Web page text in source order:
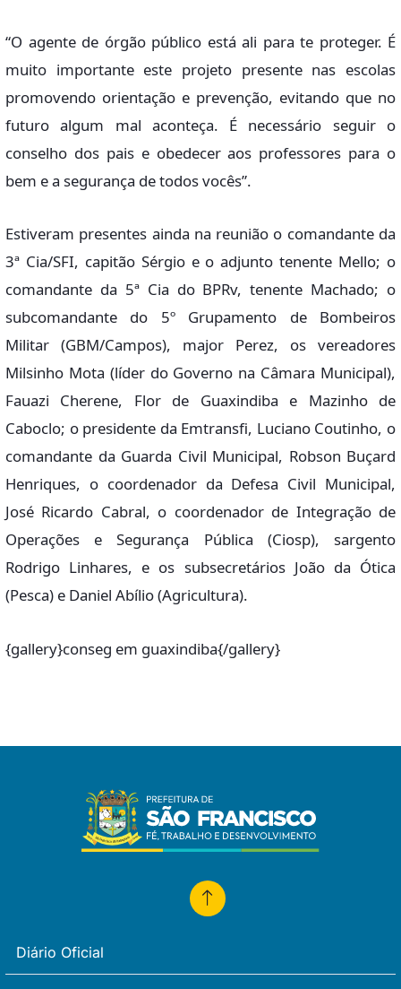
“O agente de órgão público está ali para te proteger. É
muito importante este projeto presente nas escolas
promovendo orientação e prevenção, evitando que no
futuro algum mal aconteça. É necessário seguir o
conselho dos pais e obedecer aos professores para o
bem e a segurança de todos vocês”.
Estiveram presentes ainda na reunião o comandante da
3ª Cia/SFI, capitão Sérgio e o adjunto tenente Mello; o
comandante da 5ª Cia do BPRv, tenente Machado; o
subcomandante do 5º Grupamento de Bombeiros
Militar (GBM/Campos), major Perez, os vereadores
Milsinho Mota (líder do Governo na Câmara Municipal),
Fauazi Cherene, Flor de Guaxindiba e Mazinho de
Caboclo; o presidente da Emtransfi, Luciano Coutinho, o
comandante da Guarda Civil Municipal, Robson Buçard
Henriques, o coordenador da Defesa Civil Municipal,
José Ricardo Cabral, o coordenador de Integração de
Operações e Segurança Pública (Ciosp), sargento
Rodrigo Linhares, e os subsecretários João da Ótica
(Pesca) e Daniel Abílio (Agricultura).
{gallery}conseg em guaxindiba{/gallery}
Diário Oficial